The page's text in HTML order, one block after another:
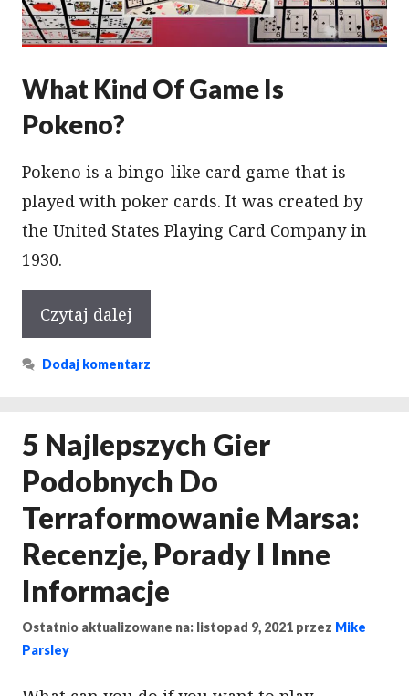
What Kind Of Game Is
Pokeno?
Pokeno is a bingo-like card game that is
played with poker cards. It was created by
the United States Playing Card Company in
1930.
Czytaj dalej
Dodaj komentarz
5 Najlepszych Gier
Podobnych Do
Terraformowanie Marsa:
Recenzje, Porady I Inne
Informacje
Ostatnio aktualizowane na: listopad 9, 2021 przez Mike
Parsley